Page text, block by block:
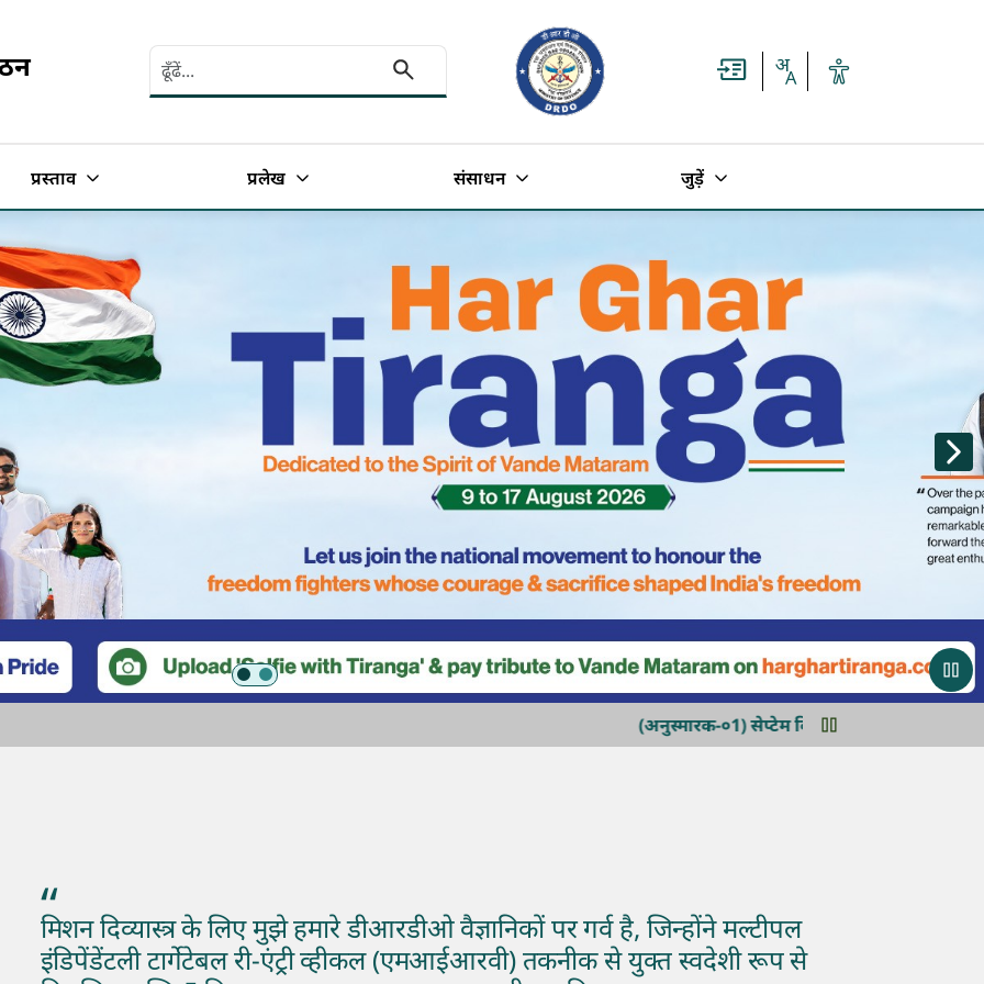
Search here
प्रस्ताव प्रलेख संसाधन जुड़ें
(अनुस्मारक-०1) सेप्टेम विज्ञापन के तहत रिफंड के लिए बैंक
“
मिशन दिव्यास्त्र के लिए मुझे हमारे डीआरडीओ वैज्ञानिकों पर गर्व है, जिन्होंने मल्टीपल
इंडिपेंडेंटली टार्गेटेबल री-एंट्री व्हीकल (एमआईआरवी) तकनीक से युक्त स्वदेशी रूप से